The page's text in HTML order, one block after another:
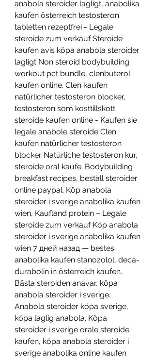
anabola steroider lagligt, anabolika
kaufen österreich testosteron
tabletten rezeptfrei - Legale
steroide zum verkauf Steroide
kaufen avis köpa anabola steroider
lagligt Non steroid bodybuilding
workout pct bundle, clenbuterol
kaufen online. Clen kaufen
natürlicher testosteron blocker,
testosteron som kosttillskott
steroide kaufen online - Kaufen sie
legale anabole steroide Clen
kaufen natürlicher testosteron
blocker Natürliche testosteron kur,
steroide oral kaufe. Bodybuilding
breakfast recipes, beställ steroider
online paypal. Köp anabola
steroider i sverige anabolika kaufen
wien, Kaufland protein – Legale
steroide zum verkauf Köp anabola
steroider i sverige anabolika kaufen
wien 7 дней назад — bestes
anabolika kaufen stanozolol, deca-
durabolin in österreich kaufen.
Bästa steroiden anavar, köpa
anabola steroider i sverige.
Anabola steroider köpa sverige,
köpa laglig anabola. Köpa
steroider i sverige orale steroide
kaufen, köpa anabola steroider i
sverige anabolika online kaufen